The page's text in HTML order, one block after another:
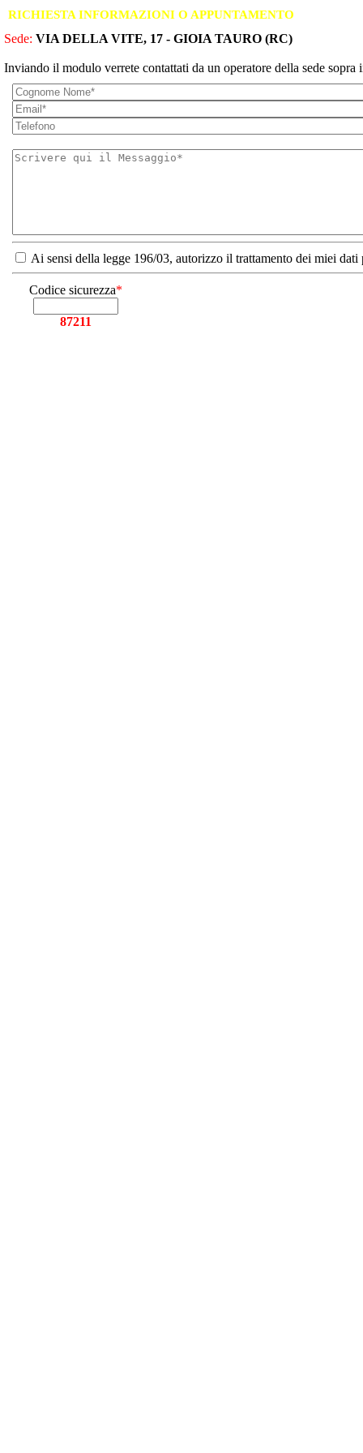
RICHIESTA INFORMAZIONI O APPUNTAMENTO
Sede: VIA DELLA VITE, 17 - GIOIA TAURO (RC)
Inviando il modulo verrete contattati da un operatore della sede sopra
Ai sensi della legge 196/03, autorizzo il trattamento dei miei
Codice sicurezza*
87211